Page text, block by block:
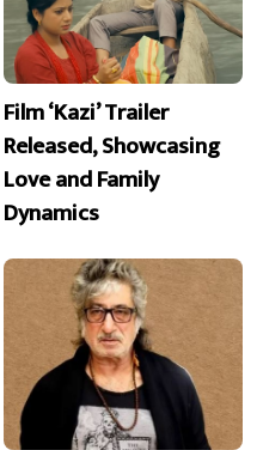
Film ‘Kazi’ Trailer
Released, Showcasing
Love and Family
Dynamics